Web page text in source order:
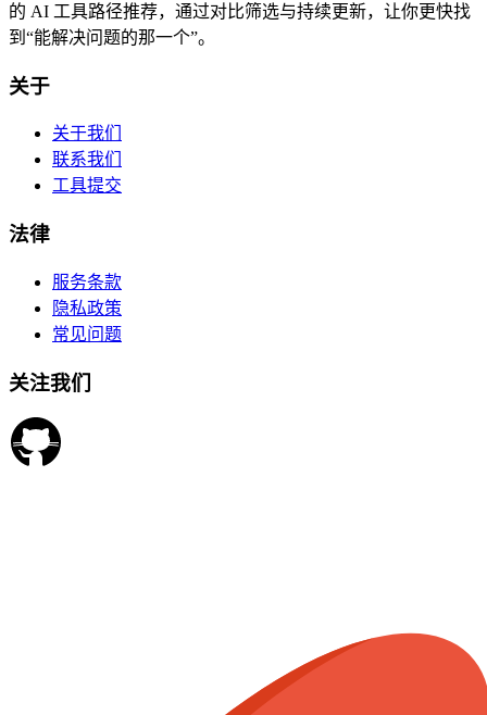
的 AI 工具路径推荐，通过对比筛选与持续更新，让你更快找
到“能解决问题的那一个”。
关于
关于我们
联系我们
工具提交
法律
服务条款
隐私政策
常见问题
关注我们